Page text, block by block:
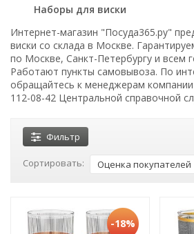
Наборы для виски
Интернет-магазин "Посуда365.ру"
виски со склада в Москве.
по Москве, Санкт-Петербургу и всем
Работают пункты самовывоза. По
обращайтесь к менеджерам
112-08-42 Центральной справочной
Фильтр
Сортировать: Оценка покупателей
-18%